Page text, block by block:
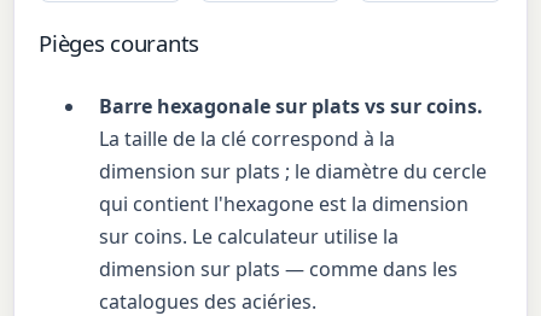
Pièges courants
Barre hexagonale sur plats vs sur coins.
La taille de la clé correspond à la
dimension sur plats ; le diamètre du cercle
qui contient l'hexagone est la dimension
sur coins. Le calculateur utilise la
dimension sur plats — comme dans les
catalogues des aciéries.